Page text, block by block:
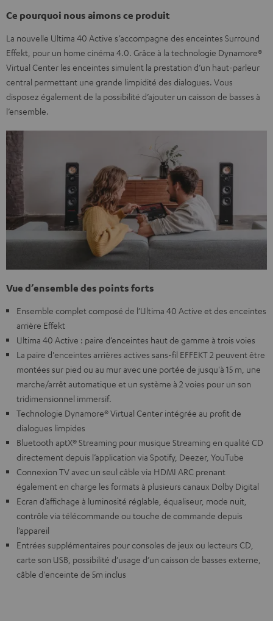
Ce pourquoi nous aimons ce produit
La nouvelle Ultima 40 Active s‘accompagne des enceintes Surround
Effekt, pour un home cinéma 4.0. Grâce à la technologie Dynamore®
Virtual Center les enceintes simulent la prestation d’un haut-parleur
central permettant une grande limpidité des dialogues. Vous
disposez également de la possibilité d’ajouter un caisson de basses à
l’ensemble.
Vue d’ensemble des points forts
Ensemble complet composé de l’Ultima 40 Active et des enceintes
arrière Effekt
Ultima 40 Active : paire d’enceintes haut de gamme à trois voies
La paire d'enceintes arrières actives sans-fil EFFEKT 2 peuvent être
montées sur pied ou au mur avec une portée de jusqu'à 15 m, une
marche/arrêt automatique et un système à 2 voies pour un son
tridimensionnel immersif.
Technologie Dynamore® Virtual Center intégrée au profit de
dialogues limpides
Bluetooth aptX® Streaming pour musique Streaming en qualité CD
directement depuis l’application via Spotify, Deezer, YouTube
Connexion TV avec un seul câble via HDMI ARC prenant
également en charge les formats à plusieurs canaux Dolby Digital
Ecran d’affichage à luminosité réglable, équaliseur, mode nuit,
contrôle via télécommande ou touche de commande depuis
l’appareil
Entrées supplémentaires pour consoles de jeux ou lecteurs CD,
carte son USB, possibilité d’usage d’un caisson de basses externe,
câble d'enceinte de 5m inclus